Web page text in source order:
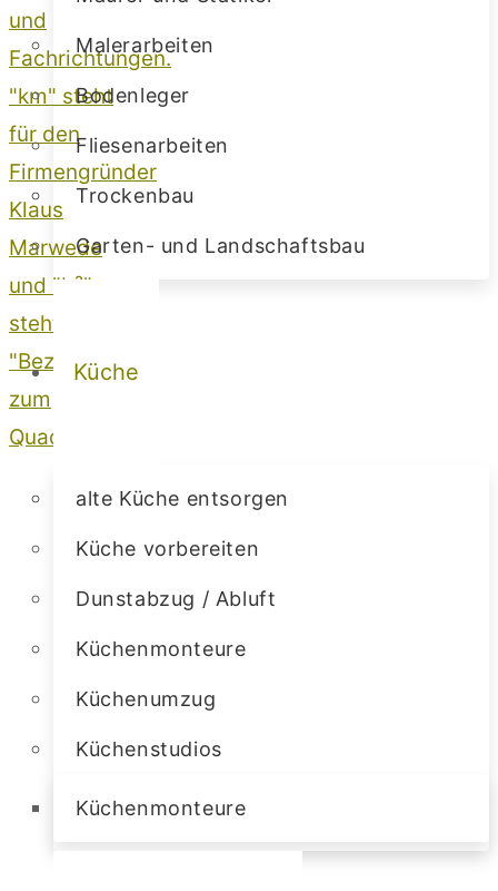
Malerarbeiten
Bodenleger
Fliesenarbeiten
Trockenbau
Garten- und Landschaftsbau
Küche
alte Küche entsorgen
Küche vorbereiten
Dunstabzug / Abluft
Küchenmonteure
Küchenumzug
Küchenstudios
Küchenmonteure